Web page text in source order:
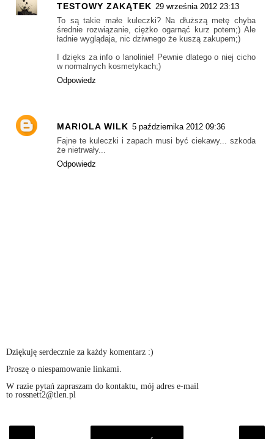
TESTOWY ZAKĄTEK 29 września 2012 23:13
To są takie małe kuleczki? Na dłuższą metę chyba
średnie rozwiązanie, ciężko ogarnąć kurz potem;) Ale
ładnie wyglądaja, nic dziwnego że kuszą zakupem;)
I dzięks za info o lanolinie! Pewnie dlatego o niej cicho
w normalnych kosmetykach;)
Odpowiedz
MARIOLA WILK 5 października 2012 09:36
Fajne te kuleczki i zapach musi być ciekawy... szkoda
że nietrwały...
Odpowiedz
Dziękuję serdecznie za każdy komentarz :)
Proszę o niespamowanie linkami.
W razie pytań zapraszam do kontaktu, mój adres e-mail
to rossnett2@tlen.pl